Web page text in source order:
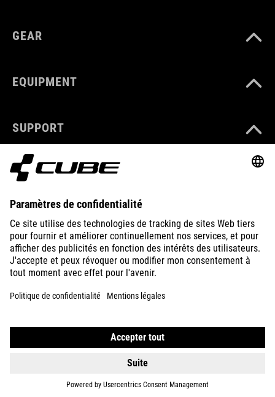
GEAR
EQUIPMENT
SUPPORT
ABOUT US
EXPLORE
FRANÇAIS